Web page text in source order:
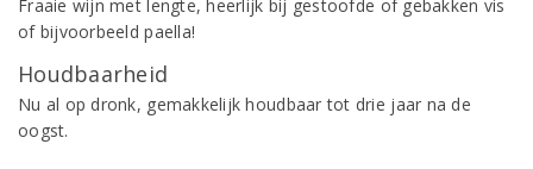
Fraaie wijn met lengte, heerlijk bij gestoofde of gebakken vis
of bijvoorbeeld paella!
Houdbaarheid
Nu al op dronk, gemakkelijk houdbaar tot drie jaar na de
oogst.